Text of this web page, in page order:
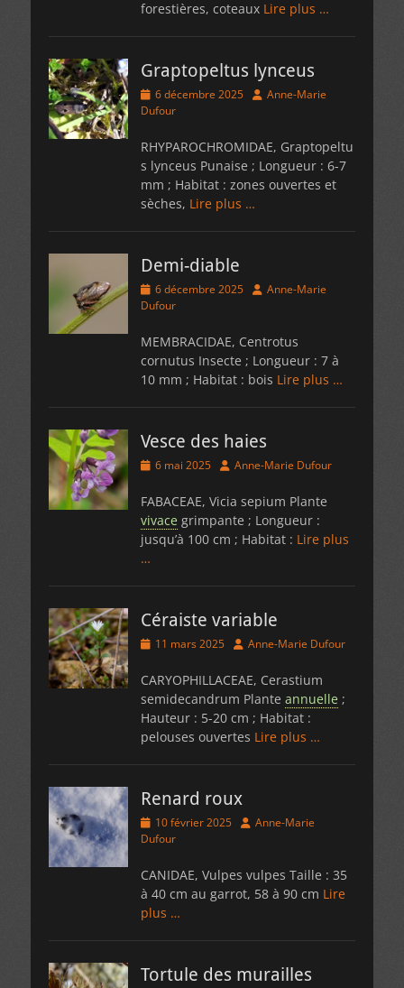
forestières, coteaux Lire plus …
Graptopeltus lynceus
Posted
on
6 décembre 2025 Author
Anne-Marie
Dufour
RHYPAROCHROMIDAE, Graptopeltu
s lynceus Punaise ; Longueur : 6-7
mm ; Habitat : zones ouvertes et
sèches, Lire plus …
Demi-diable
Posted
on
6 décembre 2025 Author
Anne-Marie
Dufour
MEMBRACIDAE, Centrotus
cornutus Insecte ; Longueur : 7 à
10 mm ; Habitat : bois Lire plus …
Vesce des haies
Posted
6 mai 2025 Author
Anne-Marie Dufour
FABACEAE, Vicia sepium Plante
vivace grimpante ; Longueur :
jusqu’à 100 cm ; Habitat : Lire plus
…
Céraiste variable
Posted11 mars 2025 Author
Anne-Marie Dufour
CARYOPHILLACEAE, Cerastium
semidecandrum Plante annuelle ;
Hauteur : 5-20 cm ; Habitat :
pelouses ouvertes Lire plus …
Renard roux
Posted
on
10 février 2025 Author
Anne-Marie
Dufour
CANIDAE, Vulpes vulpes Taille : 35
à 40 cm au garrot, 58 à 90 cm Lire
plus …
Tortule des murailles